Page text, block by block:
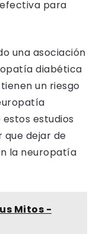
para
una asociación
diabética
un riesgo
estudios
dejar de
la neuropatía
Mitos -